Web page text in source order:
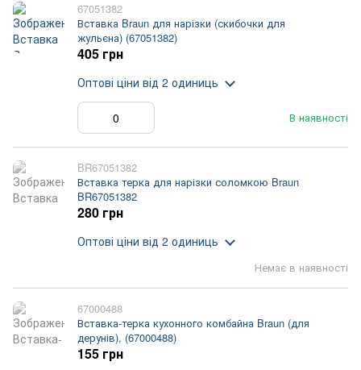
67051382
Вставка Braun для нарізки (скибочки для
жульєна) (67051382)
В наявності
405 грн
Оптові ціни від 2 одиниць
BR67051382
Вставка терка для нарізки соломкою Braun
BR67051382
Немає в наявності
280 грн
Оптові ціни від 2 одиниць
67000488
Вставка-терка кухонного комбайна Braun (для
дерунів), (67000488)
155 грн